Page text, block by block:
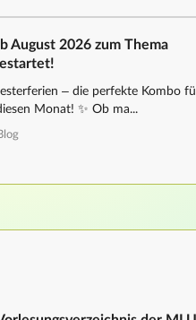
August 2026 zum Thema
– die perfekte Kombo
Monat! ✨ Ob ma...